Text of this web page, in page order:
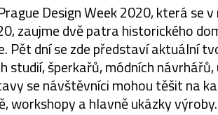
Design Week 2020, která se
zaujme dvě patra historického
Pět dní se zde představí aktuální
studií, šperkařů, módních
se návštěvníci mohou těšit na
workshopy a hlavně ukázky výroby.